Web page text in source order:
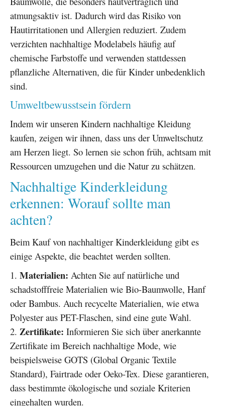
atmungsaktiv ist. Dadurch wird das Risiko von
Hautirritationen und Allergien reduziert. Zudem
verzichten nachhaltige Modelabels häufig auf
chemische Farbstoffe und verwenden stattdessen
pflanzliche Alternativen, die für Kinder unbedenklich
sind.
Umweltbewusstsein fördern
Indem wir unseren Kindern nachhaltige Kleidung
kaufen, zeigen wir ihnen, dass uns der Umweltschutz
am Herzen liegt. So lernen sie schon früh, achtsam mit
Ressourcen umzugehen und die Natur zu schätzen.
Nachhaltige Kinderkleidung
erkennen: Worauf sollte man
achten?
Beim Kauf von nachhaltiger Kinderkleidung gibt es
einige Aspekte, die beachtet werden sollten.
Materialien: Achten Sie auf natürliche und
schadstofffreie Materialien wie Bio-Baumwolle, Hanf
oder Bambus. Auch recycelte Materialien, wie etwa
Polyester aus PET-Flaschen, sind eine gute Wahl.
Zertifikate: Informieren Sie sich über anerkannte
Zertifikate im Bereich nachhaltige Mode, wie
beispielsweise GOTS (Global Organic Textile
Standard), Fairtrade oder Oeko-Tex. Diese garantieren,
dass bestimmte ökologische und soziale Kriterien
eingehalten wurden.